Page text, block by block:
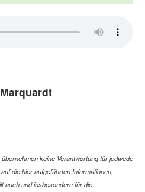
keine Verantwortung für jedwede
die hier aufgeführten Informationen,
auch und insbesondere für die